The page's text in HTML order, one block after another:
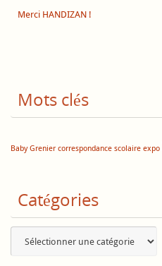
Merci HANDIZAN !
Mots clés
Baby Grenier correspondance scolaire expo
Catégories